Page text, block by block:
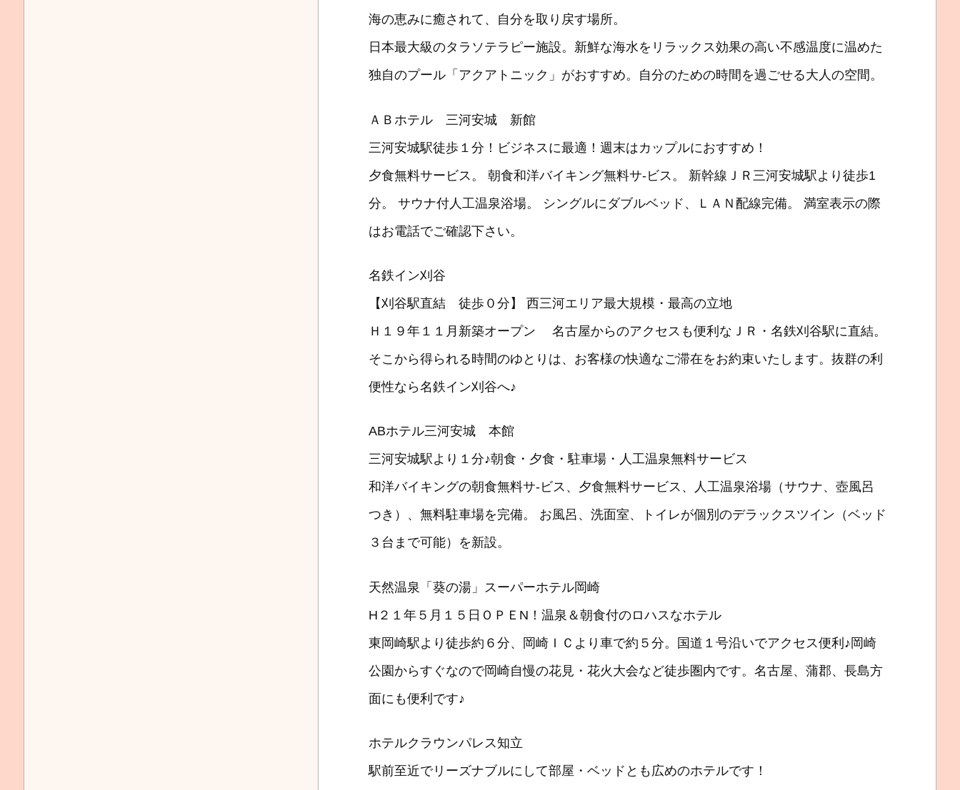
海の恵みに癒されて、自分を取り戻す場所。
日本最大級のタラソテラピー施設。新鮮な海水をリラックス効果の高い不感温度に温めた
独自のプール「アクアトニック」がおすすめ。自分のための時間を過ごせる大人の空間。
ＡＢホテル 三河安城 新館
三河安城駅徒歩１分！ビジネスに最適！週末はカップルにおすすめ！
夕食無料サービス。 朝食和洋バイキング無料サ-ビス。 新幹線ＪＲ三河安城駅より徒歩1
分。 サウナ付人工温泉浴場。 シングルにダブルベッド、ＬＡＮ配線完備。 満室表示の際
はお電話でご確認下さい。
名鉄イン刈谷
【刈谷駅直結 徒歩０分】 西三河エリア最大規模・最高の立地
Ｈ１９年１１月新築オープン 名古屋からのアクセスも便利なＪＲ・名鉄刈谷駅に直結。
そこから得られる時間のゆとりは、お客様の快適なご滞在をお約束いたします。抜群の利
便性なら名鉄イン刈谷へ♪
ABホテル三河安城 本館
三河安城駅より１分♪朝食・夕食・駐車場・人工温泉無料サービス
和洋バイキングの朝食無料サ-ビス、夕食無料サービス、人工温泉浴場（サウナ、壺風呂
つき）、無料駐車場を完備。 お風呂、洗面室、トイレが個別のデラックスツイン（ベッド
３台まで可能）を新設。
天然温泉「葵の湯」スーパーホテル岡崎
H２１年５月１５日ＯＰＥN！温泉＆朝食付のロハスなホテル
東岡崎駅より徒歩約６分、岡崎ＩＣより車で約５分。国道１号沿いでアクセス便利♪岡崎
公園からすぐなので岡崎自慢の花見・花火大会など徒歩圏内です。名古屋、蒲郡、長島方
面にも便利です♪
ホテルクラウンパレス知立
駅前至近でリーズナブルにして部屋・ベッドとも広めのホテルです！